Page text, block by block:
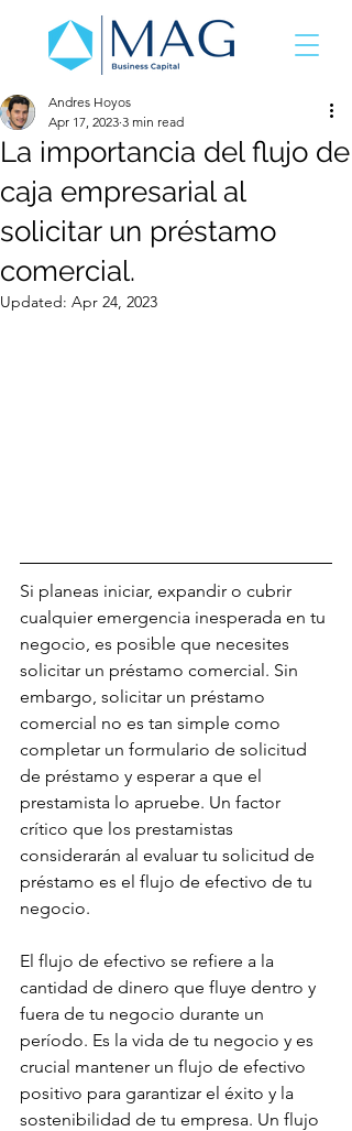
La importancia del flujo de
caja empresarial al
solicitar un préstamo
comercial.
Andres Hoyos
Apr 17, 2023 3 min read
Updated: Apr 24, 2023
Si planeas iniciar, expandir o cubrir
cualquier emergencia inesperada en tu
negocio, es posible que necesites
solicitar un préstamo comercial. Sin
embargo, solicitar un préstamo
comercial no es tan simple como
completar un formulario de solicitud
de préstamo y esperar a que el
prestamista lo apruebe. Un factor
crítico que los prestamistas
considerarán al evaluar tu solicitud de
préstamo es el flujo de efectivo de tu
negocio.
El flujo de efectivo se refiere a la
cantidad de dinero que fluye dentro y
fuera de tu negocio durante un
período. Es la vida de tu negocio y es
crucial mantener un flujo de efectivo
positivo para garantizar el éxito y la
sostenibilidad de tu empresa. Un flujo